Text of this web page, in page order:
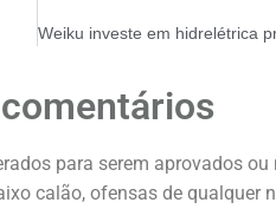
para serem aprovados ou
calão, ofensas de qualquer